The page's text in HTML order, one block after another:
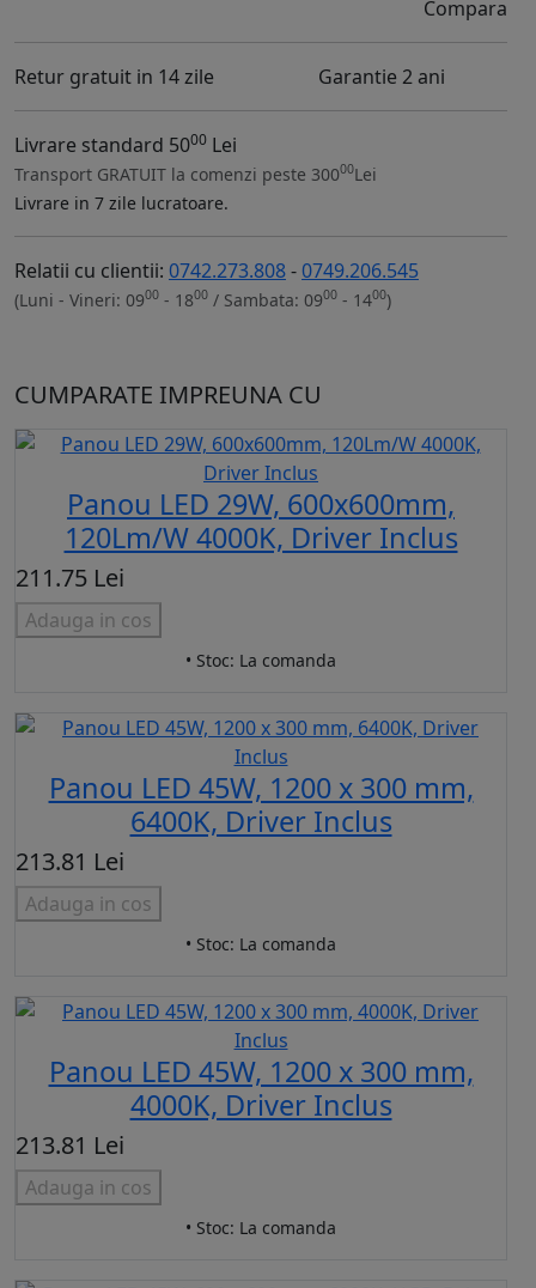
Compara
Retur gratuit in 14 zile Garantie 2 ani
Livrare standard 5000 Lei
Transport GRATUIT la comenzi peste 30000Lei
Livrare in 7 zile lucratoare.
Relatii cu clientii: 0742.273.808-0749.206.545
(Luni - Vineri: 0900 - 1800 / Sambata: 0900 - 1400)
CUMPARATE IMPREUNA CU
Panou LED 29W, 600x600mm,
120Lm/W 4000K, Driver Inclus
211.75 Lei
Adauga in cos
• Stoc: La comanda
Panou LED 45W, 1200 x 300 mm,
6400K, Driver Inclus
213.81 Lei
Adauga in cos
• Stoc: La comanda
Panou LED 45W, 1200 x 300 mm,
4000K, Driver Inclus
213.81 Lei
Adauga in cos
• Stoc: La comanda